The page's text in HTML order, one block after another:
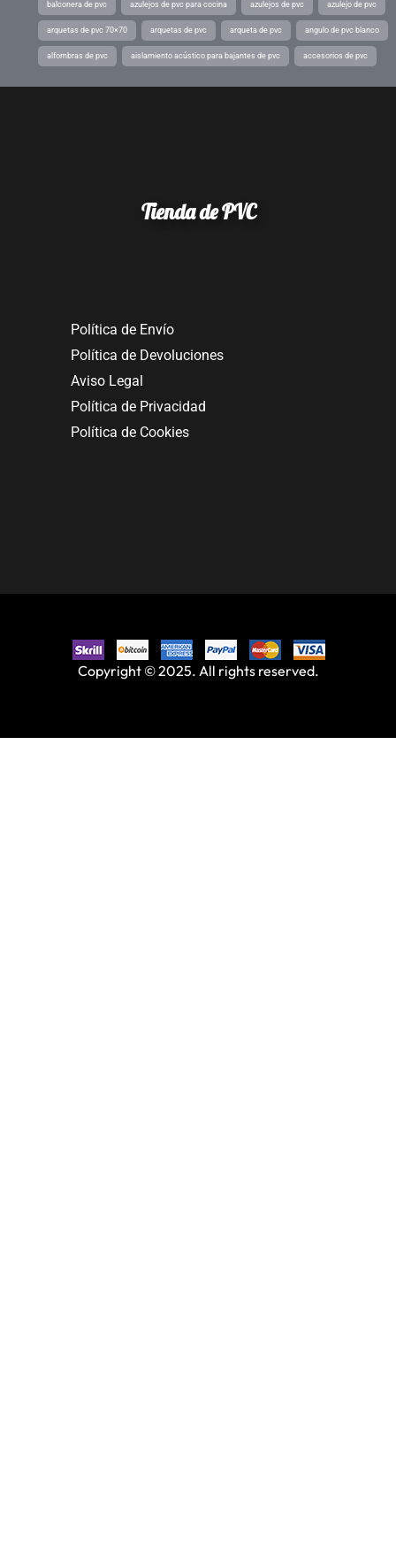
balconera de pvc azulejos de pvc para cocina azulejos de pvc azulejo de pvc
arquetas de pvc 70×70 arquetas de pvc arqueta de pvc angulo de pvc blanco
alfombras de pvc aislamiento acústico para bajantes de pvc accesorios de pvc
Tienda de PVC
Política de Envío
Política de Devoluciones
Aviso Legal
Política de Privacidad
Política de Cookies
Copyright © 2025. All rights reserved.